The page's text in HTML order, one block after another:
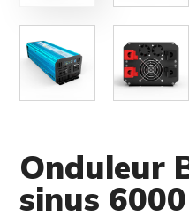
Onduleur
sinus